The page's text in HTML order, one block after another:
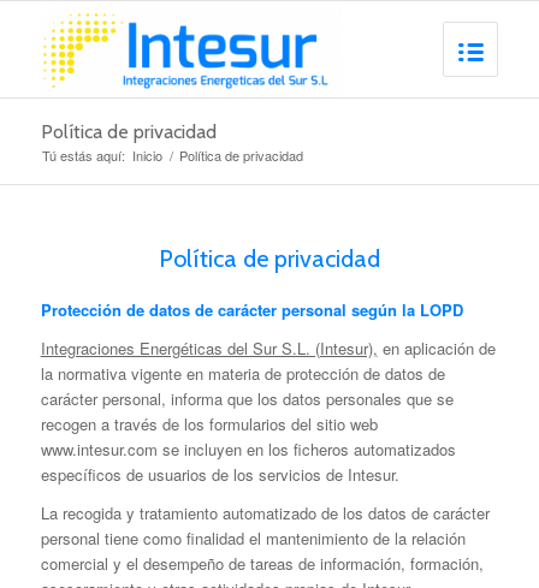
Política de privacidad
Tú estás aquí: Inicio / Política de privacidad
Política de privacidad
Protección de datos de carácter personal según la LOPD
Integraciones Energéticas del Sur S.L. (Intesur), en aplicación de
la normativa vigente en materia de protección de datos de
carácter personal, informa que los datos personales que se
recogen a través de los formularios del sitio web
www.intesur.com se incluyen en los ficheros automatizados
específicos de usuarios de los servicios de Intesur.
La recogida y tratamiento automatizado de los datos de carácter
personal tiene como finalidad el mantenimiento de la relación
comercial y el desempeño de tareas de información, formación,